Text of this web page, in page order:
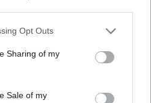
Opt Outs
Sharing of my
Sale of my
la ruta entre Farroupilha y